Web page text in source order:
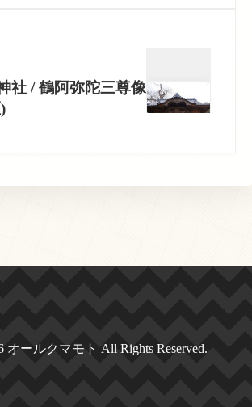
社 / 鶴阿弥陀三尊像
オールクマモト All Rights Reserved.